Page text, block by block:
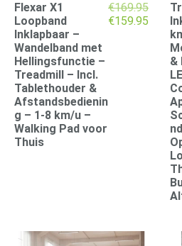
Flexar X1
Loopband
Inklapbaar –
Wandelband met
Hellingsfunctie –
Treadmill – Incl.
Tablethouder &
Afstandsbedienin
g – 1-8 km/u –
Walking Pad voor
Thuis
€169.95
€159.95
&